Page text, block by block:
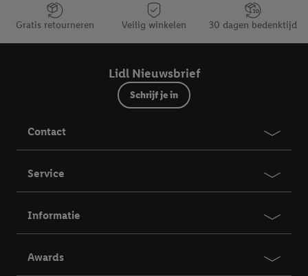
Jouw voordelen bij ons als Lidl webshop klant
Gratis retourneren Veilig winkelen 30 dagen bedenktijd
Lidl Nieuwsbrief
Schrijf je in
Contact
Service
Informatie
Awards